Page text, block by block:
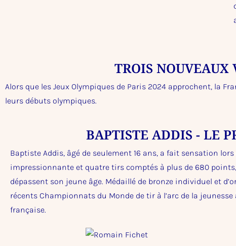
TROIS NOUVEAUX
Alors que les Jeux Olympiques de Paris 2024 approchent, la
leurs débuts olympiques.
BAPTISTE ADDIS - LE
Baptiste Addis, âgé de seulement 16 ans, a fait sensation
impressionnante et quatre tirs comptés à plus de 680
dépassent son jeune âge. Médaillé de bronze individuel et
récents Championnats du Monde de tir à l’arc de la
française.